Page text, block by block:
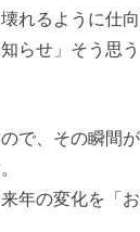
れるように仕向
らせ」そう思
で、その瞬間
年の変化を「